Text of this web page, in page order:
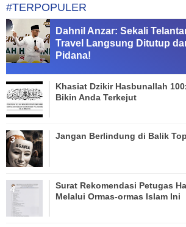
#TERPOPULER
Dahnil Anzar: Sekali
Travel Langsung Ditutup
Pidana!
Khasiat Dzikir Hasbunallah
Bikin Anda Terkejut
Jangan Berlindung di Balik
Surat Rekomendasi Petugas
Melalui Ormas-ormas Islam Ini